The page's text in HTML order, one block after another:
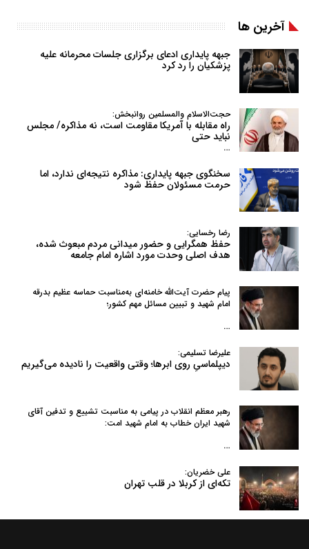
آخرین ها
جبهه پایداری ادعای برگزاری جلسات محرمانه علیه
پزشکیان را رد کرد
حجت‌الاسلام والمسلمین روانبخش:
راه مقابله با آمریکا مقاومت است، نه مذاکره/ مجلس
نباید حتی
…
سخنگوی جبهه پایداری: مذاکره نتیجه‌ای ندارد، اما
حرمت مسئولان حفظ شود
رضا رخسایی:
حفظ همگرایی و حضور میدانی مردم مبعوث شده،
هدف اصلی وحدت مورد اشاره امام جامعه
پیام حضرت آیت‌الله خامنه‌ای به‌مناسبت حماسه عظیم بدرقه
امام شهید و تبیین مسائل مهم کشور؛
…
علیرضا تسلیمی:
دیپلماسیِ روی ابرها؛ وقتی واقعیت را نادیده می‌گیریم
رهبر معظم انقلاب در پیامی به‌ مناسبت تشییع و تدفین آقای
شهید ایران خطاب به امام شهید امت:
…
علی خضریان:
تکه‌ای از کربلا در قلب تهران